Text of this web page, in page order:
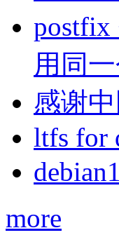
postfix
用同
感谢
ltfs for
more